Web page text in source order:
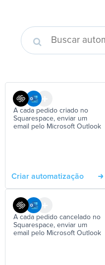
A cada pedido criado no
Squarespace, enviar um
email pelo Microsoft Outlook
Criar automatização
A cada pedido cancelado no
Squarespace, enviar um
email pelo Microsoft Outlook